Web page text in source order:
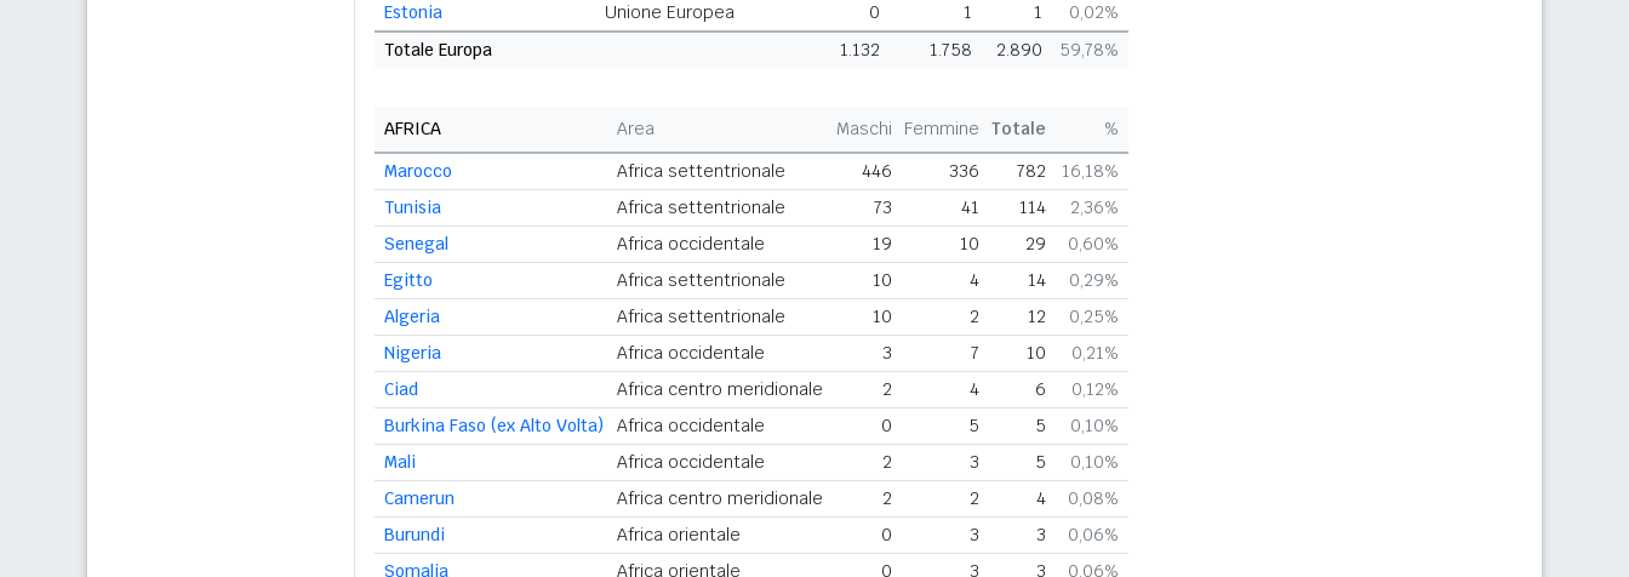
Estonia
Unione Europea 0 1 1
0,02%
Totale Europa
1.132 1.758 2.890 59,78%
AFRICA Area Maschi Femmine Totale
%
Marocco
Africa settentrionale 446 336 782
16,18%
Tunisia
Africa settentrionale 73 41 114
2,36%
Senegal
Africa occidentale 19 10 29
0,60%
Egitto
Africa settentrionale 10 4 14
0,29%
Algeria
Africa settentrionale 10 2 12
0,25%
Nigeria
Africa occidentale 3 7 10
0,21%
Ciad
Africa centro meridionale 2 4 6
0,12%
Burkina Faso (ex Alto Volta)
Africa occidentale 0 5 5
0,10%
Mali
Africa occidentale 2 3 5
0,10%
Camerun
Africa centro meridionale 2 2 4
0,08%
Burundi
Africa orientale 0 3 3
0,06%
Somalia
Africa orientale 0 3 3 0,06%